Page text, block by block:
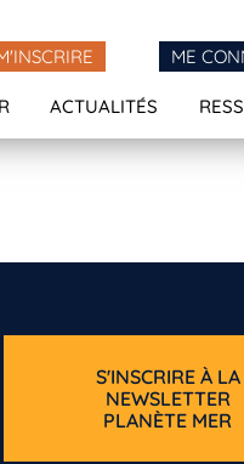
ME
ACTUALITÉS
S'INSCRIRE À LA
NEWSLETTER
PLANÈTE MER